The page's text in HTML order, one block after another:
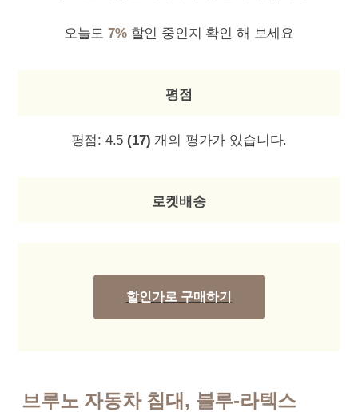
오늘도7%할인 중인지 확인 해 보세요
평점
평점: 4.5 (17) 개의 평가가 있습니다.
로켓배송
할인가로 구매하기
브루노 자동차 침대, 블루-라텍스